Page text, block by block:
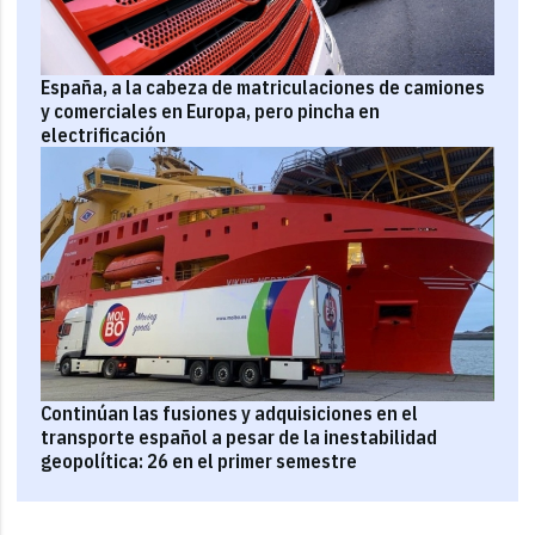
España, a la cabeza de matriculaciones de camiones
y comerciales en Europa, pero pincha en
electrificación
Continúan las fusiones y adquisiciones en el
transporte español a pesar de la inestabilidad
geopolítica: 26 en el primer semestre